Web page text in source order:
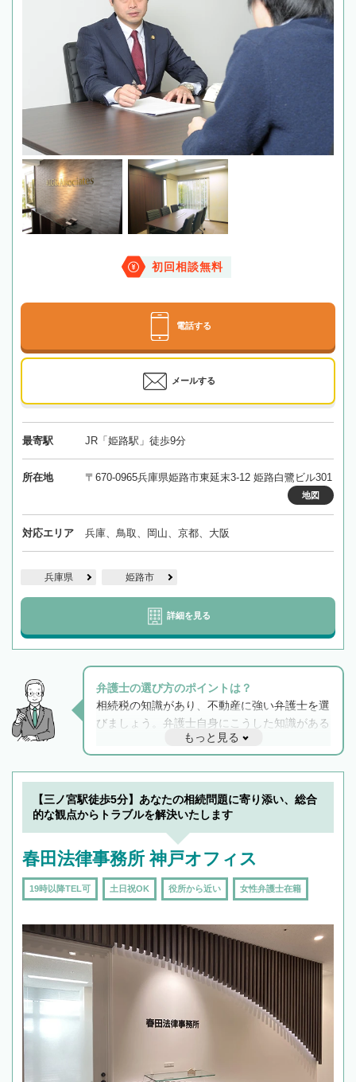
初回相談無料
電話する
メールする
最寄駅 JR「姫路駅」徒歩9分
所在地 〒670-0965兵庫県姫路市東延末3-12 姫路白鷺ビル301
地図
対応エリア 兵庫、鳥取、岡山、京都、大阪
兵庫県 姫路市
詳細を見る
弁護士の選び方のポイントは？
相続税の知識があり、不動産に強い弁護士を選
びましょう。弁護士自身にこうした知識がある
と他士業との連携もスムーズに進み、トラブル
解決のみならず相続をトータルで任せることが
できます。また、相続は感情がからむ分野なの
でフィーリングも重要です。実際に電話や面談
で複数の弁護士と会話をしてウマが合う方に依
もっと見る
【三ノ宮駅徒歩5分】あなたの相続問題に寄り添い、総合
的な観点からトラブルを解決いたします
春田法律事務所 神戸オフィス
19時以降TEL可 土日祝OK 役所から近い 女性弁護士在籍